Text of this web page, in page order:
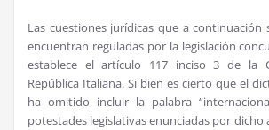
Las cuestiones jurídicas que a continuación
encuentran reguladas por la legislación
establece el artículo 117 inciso 3 de la
República Italiana. Si bien es cierto que el
ha omitido incluir la palabra
potestades legislativas enunciadas por